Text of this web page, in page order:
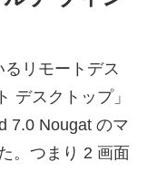
リモートデス
デスクトップ」
7.0 Nougat のマ
。つまり 2 画面